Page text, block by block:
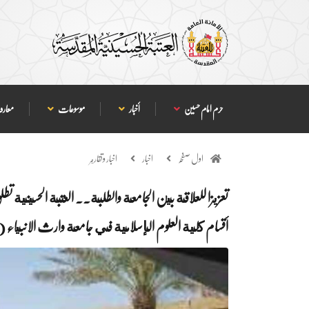
حرم امام حسین أخبار موسوعات
اول صفحہ اخبار اخبار وتقارير
تعزيزا للعلاقة بين الجامعة والطلبة.. العتبة
أقسام كلية العلوم الإسلامية في جامعة وارث